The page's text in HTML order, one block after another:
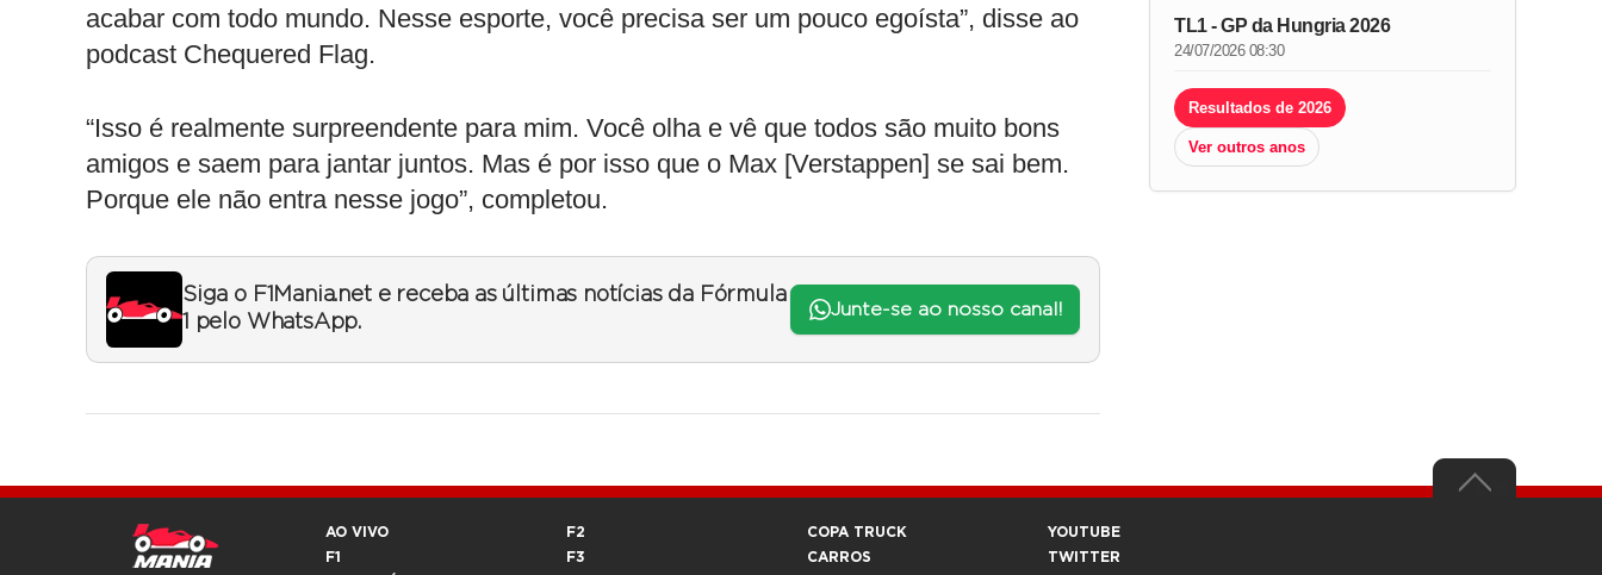
acabar com todo mundo. Nesse esporte, você precisa ser um pouco egoísta”, disse ao
podcast Chequered Flag.
“Isso é realmente surpreendente para mim. Você olha e vê que todos são muito bons
amigos e saem para jantar juntos. Mas é por isso que o Max [Verstappen] se sai bem.
Porque ele não entra nesse jogo”, completou.
Siga o F1Mania.net e receba as últimas notícias da Fórmula
1 pelo WhatsApp.
Junte-se ao nosso canal!
TL1 - GP da Hungria 2026
24/07/2026 08:30
Resultados de 2026
Ver outros anos
AO VIVO
F1
F2
F3
COPA TRUCK
CARROS
YOUTUBE
TWITTER